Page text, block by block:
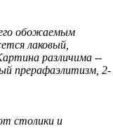
обожаемым
лаковый,
различима --
прерафаэлитизм, 2-
столики и